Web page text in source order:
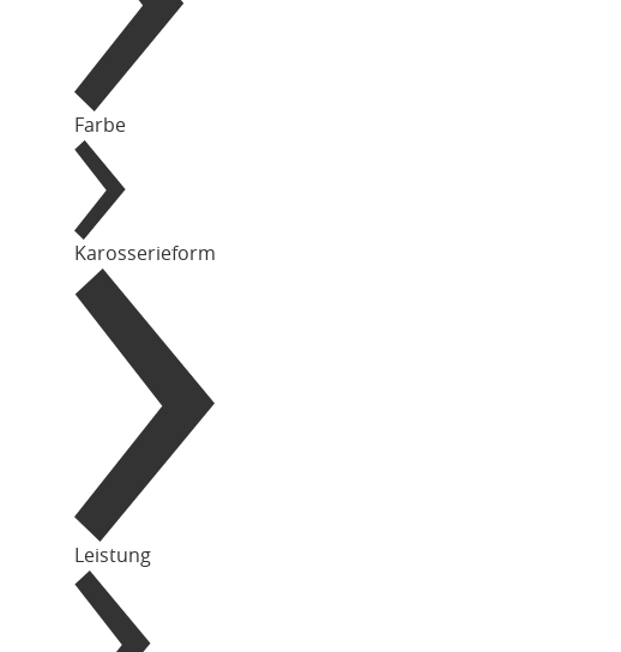
Farbe
Karosserieform
Leistung